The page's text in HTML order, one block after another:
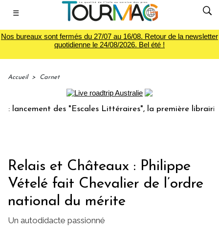
☰
Nos bureaux sont fermés du 27/07 au 16/08. Retour de la newsletter
quotidienne le 24/08/2026. Bel été !
Accueil > Carnet
des "Escales Littéraires", la première librairie du
Relais et Châteaux : Philippe
Vételé fait Chevalier de l’ordre
national du mérite
Un autodidacte passionné